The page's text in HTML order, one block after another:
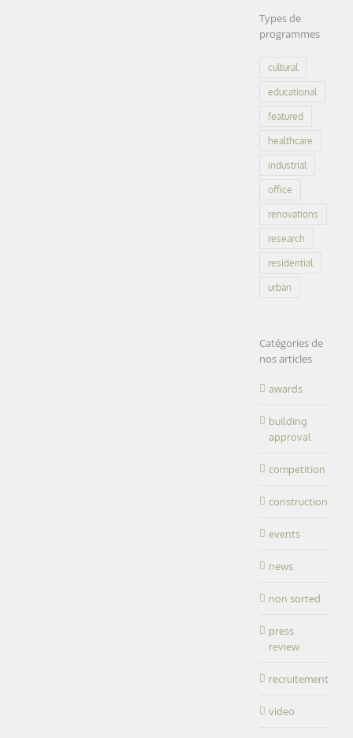
Types de
programmes
cultural
educational
featured
healthcare
industrial
office
renovations
research
residential
urban
Catégories de
nos articles
awards
building
approval
competition
construction
events
news
non sorted
press
review
recruitement
video